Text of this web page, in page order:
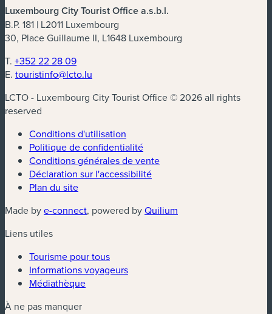
Luxembourg City Tourist Office a.s.b.l.
B.P. 181 | L2011 Luxembourg
30, Place Guillaume II, L1648 Luxembourg
T. +352 22 28 09
E. touristinfo@lcto.lu
LCTO - Luxembourg City Tourist Office © 2026 all rights
reserved
Conditions d'utilisation
Politique de confidentialité
Conditions générales de vente
Déclaration sur l'accessibilité
Plan du site
Made bye-connect(nouvelle fenêtre)
, powered byQuilium
Liens utiles
Tourisme pour tous
Informations voyageurs
Médiathèque
À ne pas manquer